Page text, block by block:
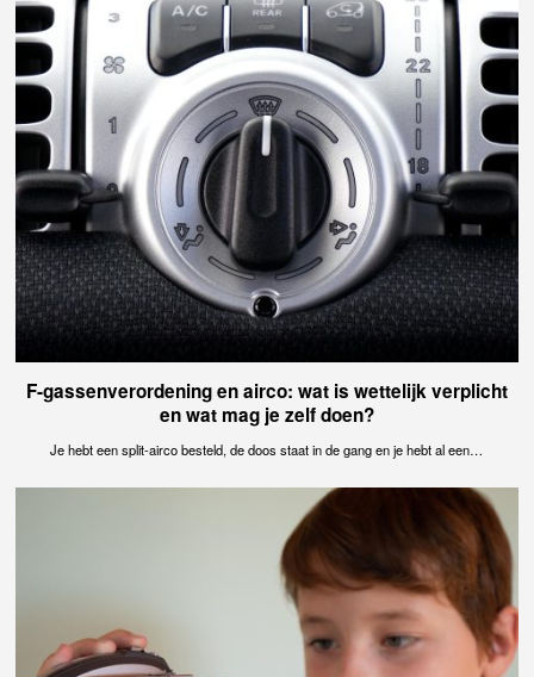
F-gassenverordening en airco: wat is wettelijk verplicht
en wat mag je zelf doen?
Je hebt een split-airco besteld, de doos staat in de gang en je hebt al een…